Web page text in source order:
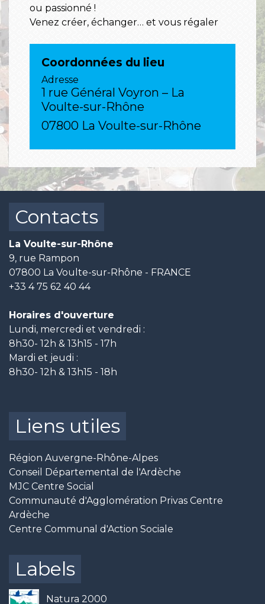
ou passionné !
Venez créer, échanger… et vous régaler
Coordonnées du lieu
Adresse
1 rue Général Voyron – La
Voulte-sur-Rhône
07800 La Voulte-sur-Rhône
Contacts
La Voulte-sur-Rhône
9, rue Rampon
07800 La Voulte-sur-Rhône - FRANCE
+33 4 75 62 40 44
Horaires d'ouverture
Lundi, mercredi et vendredi :
8h30- 12h & 13h15 - 17h
Mardi et jeudi :
8h30- 12h & 13h15 - 18h
Liens utiles
Région Auvergne-Rhône-Alpes
Conseil Départemental de l'Ardèche
MJC Centre Social
Communauté d'Agglomération Privas Centre
Ardèche
Centre Communal d'Action Sociale
Labels
Natura 2000